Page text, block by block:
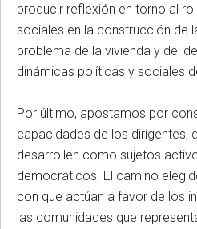
producir reflexión en torno al
sociales en la construcción de
problema de la vivienda y del
dinámicas políticas y sociales
Por último, apostamos por
capacidades de los dirigentes,
desarrollen como sujetos
democráticos. El camino
con que actúan a favor de los
las comunidades que